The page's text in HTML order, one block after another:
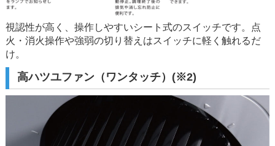
視認性が高く、操作しやすいシート式のスイッチです。点
火・消火操作や強弱の切り替えはスイッチに軽く触れるだ
け。
高ハツユファン（ワンタッチ）(※2)